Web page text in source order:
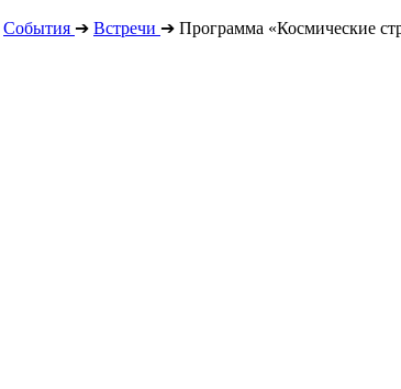
События ➔ Встречи ➔ Программа «Космические